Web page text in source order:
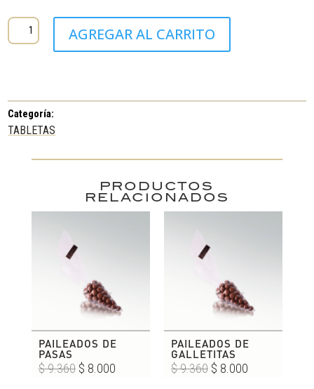
TABLETA
60%
AGREGAR AL CARRITO
Categoría:
TABLETAS
PRODUCTOS
RELACIONADOS
PAILEADOS DE
PASAS
$9.360 El
$ 8.000El
PAILEADOS DE
GALLETITAS
$9.360 El
$ 8.000El